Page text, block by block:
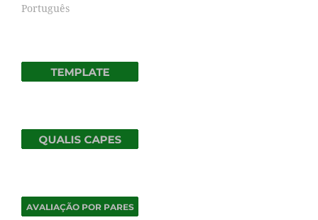
Português